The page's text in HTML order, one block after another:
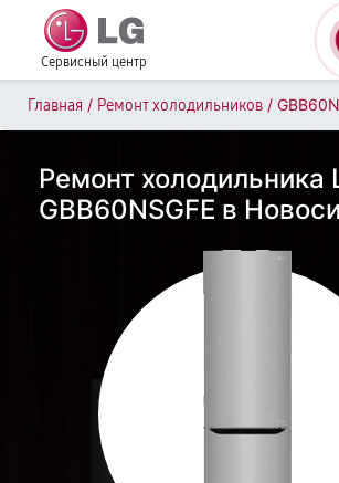
Сервисный центр
Главная / Ремонт холодильников /
Ремонт холодильника
GBB60NSGFE в